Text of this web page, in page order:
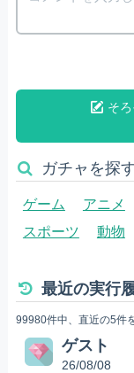
そ
ガチャを探
ゲーム アニメ
スポーツ
動物
最近の実行
99980件中、直近の5件
ゲスト
26/08/08